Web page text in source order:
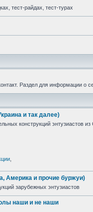
тест-райдах, тест-турах
Раздел для информации о
и так далее)
конструкций энтузиастов
Америка и прочие буржуи)
зарубежных энтузиастов
наши и не наши